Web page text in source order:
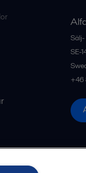
Sälj-
SE-
+46